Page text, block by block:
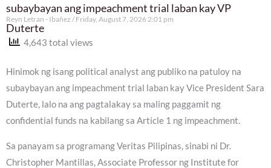
subaybayan ang impeachment trial laban kay VP
Duterte
Reyn Letran - Ibañez Friday, August 7, 2026 2:01 pm
4,643 total views
Hinimok ng isang political analyst ang publiko na patuloy na
subaybayan ang impeachment trial laban kay Vice President Sara
Duterte, lalo na ang pagtalakay sa maling paggamit ng
confidential funds na kabilang sa Article 1 ng impeachment.
Sa panayam sa programang Veritas Pilipinas, sinabi ni Dr.
Christopher Mantillas, Associate Professor ng Institute for